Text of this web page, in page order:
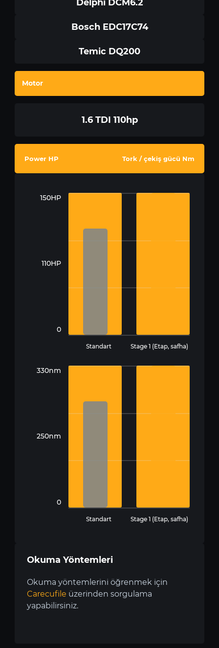
Delphi DCM6.2
Bosch EDC17C74
Temic DQ200
Motor
1.6 TDI 110hp
Power HP Tork / çekiş gücü Nm
150HP
110HP
0
Standart Stage 1 (Etap, safha)
330nm
250nm
0
Standart Stage 1 (Etap, safha)
Okuma Yöntemleri
Okuma yöntemlerini öğrenmek için
Carecufile üzerinden sorgulama
yapabilirsiniz.